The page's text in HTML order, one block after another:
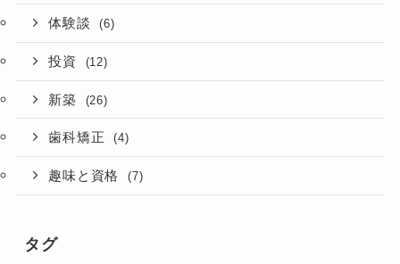
体験談 (6)
投資 (12)
新築 (26)
歯科矯正 (4)
趣味と資格 (7)
タグ